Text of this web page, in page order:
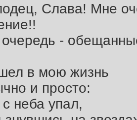
Слава! Мне
-
в мою жизнь
и просто:
неба упал,